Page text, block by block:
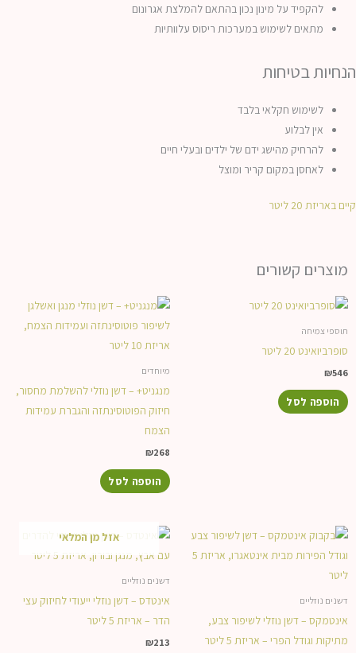
להקפיד על מינון נכון בהתאם להמלצת אגרונום
מתאים לשימוש במערכות ריסוס עלוותיות
הנחיות בטיחות
לשימוש חקלאי בלבד
אין לבלוע
להרחיק מהישג ידם של ילדים ובעלי חיים
לאחסן במקום קריר ומוצל
קיים באריזת 20 ליטר
מוצרים קשורים
תוספי צמיחה
סופרביואינט 20 ליטר
₪546
הוספה לסל
מיוחדים
מנגניט+ – דשן נוזלי להשלמת מחסור,
חיזוק הפוטוסינתזה והגברת עמידות
הצמח
₪268
הוספה לסל
דשנים נוזליים
אינטמקס – דשן נוזלי לשיפור צבע,
מתיקות וגודל הפרי – אריזת 5 ליטר
אזל מן המלאי
דשנים נוזליים
אינטדס – דשן נוזלי ייעודי לחיזוק עצי
הדר – אריזת 5 ליטר
₪213